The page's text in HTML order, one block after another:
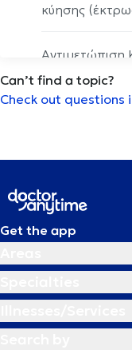
κύησης
Αντιμετώπιση
Αυτισμός
Αυτογνωσία
Γ Γαστρικο
Can’t find a topic?
Check out questions
Get the app